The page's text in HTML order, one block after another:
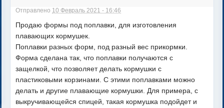
Отправлено 10 Февраль 2021 - 16:46
Продаю формы под поплавки, для изготовления
плавающих кормушек.
Поплавки разных форм, под разный вес прикормки.
Форма сделана так, что поплавки получаются с
защелкой, что позволяет делать кормушки с
пластиковыми корзинами. С этими поплавками можно
делать и другие плавающие кормушки. Для примера, с
выкручивающейся спицей, такая кормушка подойдет и